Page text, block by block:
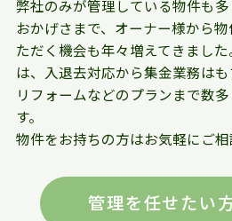
弊社のみが管理している物件も多
おかげさまで、オーナー様から
ただく機会も年々増えてきまし
は、入退去対応から集金業務は
リフォームなどのプランまで数
す。
物件をお持ちの方はお気軽にご相
管理を任せたい